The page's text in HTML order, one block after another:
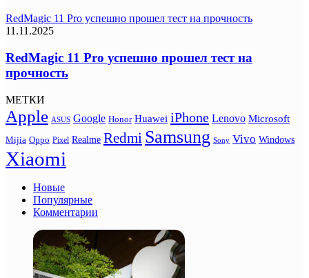
RedMagic 11 Pro успешно прошел тест на прочность
11.11.2025
RedMagic 11 Pro успешно прошел тест на
прочность
МЕТКИ
Apple ASUS Google Honor Huawei iPhone Lenovo Microsoft
Mijia Oppo Pixel Realme Redmi Samsung Sony Vivo Windows
Xiaomi
Новые
Популярные
Комментарии